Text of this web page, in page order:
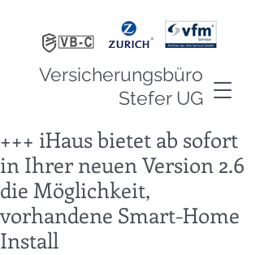
Versicherungsbüro
Stefer UG
+++ iHaus bietet ab sofort
in Ihrer neuen Version 2.6
die Möglichkeit,
vorhandene Smart-Home
Install